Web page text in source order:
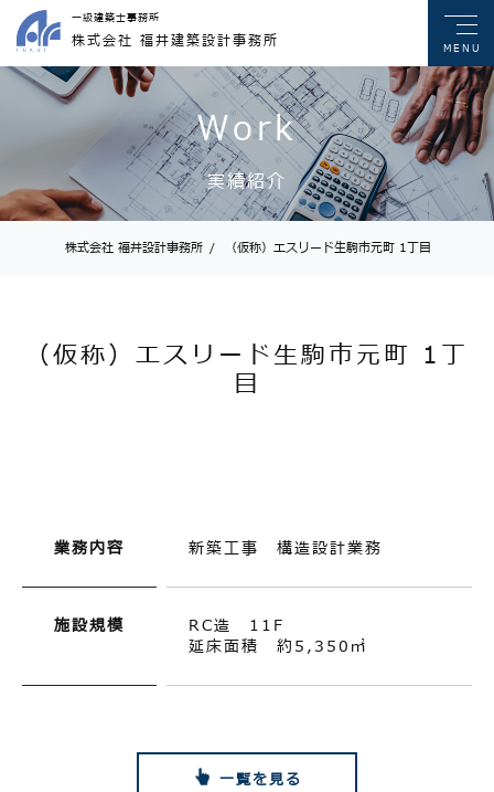
MENU
一級建築士事務所
株式会社 福井建築設計事務所
Work
実績紹介
株式会社 福井設計事務所 / （仮称）エスリード生駒市元町 1丁目
（仮称）エスリード生駒市元町 1丁
目
業務内容 新築工事 構造設計業務
施設規模
RC造 11F
延床面積 約5,350㎡
一覧を見る